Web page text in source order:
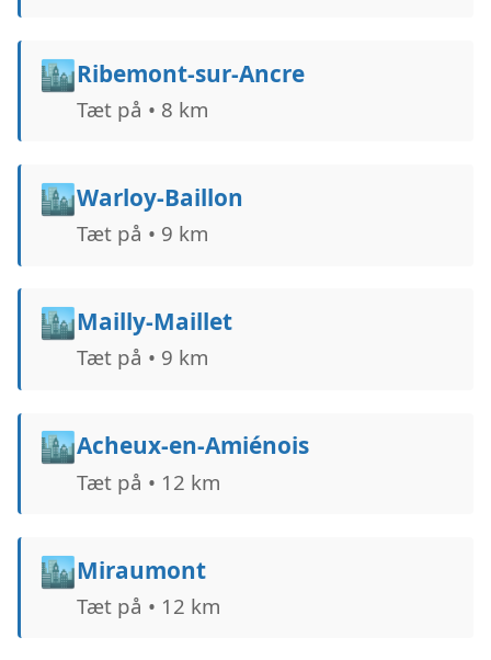
🏙️Ribemont-sur-Ancre
Tæt på • 8 km
🏙️Warloy-Baillon
Tæt på • 9 km
🏙️Mailly-Maillet
Tæt på • 9 km
🏙️Acheux-en-Amiénois
Tæt på • 12 km
🏙️Miraumont
Tæt på • 12 km